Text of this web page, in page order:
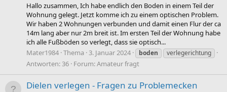
Hallo zusammen, Ich habe endlich den Boden in einem Teil der
Wohnung gelegt. Jetzt komme ich zu einem optischen Problem.
Wir haben 2 Wohnungen verbunden und damit einen Flur der ca
14m lang aber nur 2m breit ist. Im ersten Teil der Wohnung habe
ich alle Fußböden so verlegt, dass sie optisch...
Mater1984 Thema 3. Januar 2024 boden verlegerichtung
Antworten: 36 Forum:Amateur fragt
Dielen verlegen - Fragen zu Problemecken